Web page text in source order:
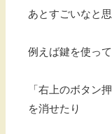
あとすごいなと
例えば鍵を使っ
「右上のボタン
を消せたり